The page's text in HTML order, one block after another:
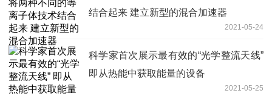
结合起来 建立新型的混合加速器
2021-05-24
科学家首次展示最有效的“光学整流天线”
即从热能中获取能量的设备
2021-05-25